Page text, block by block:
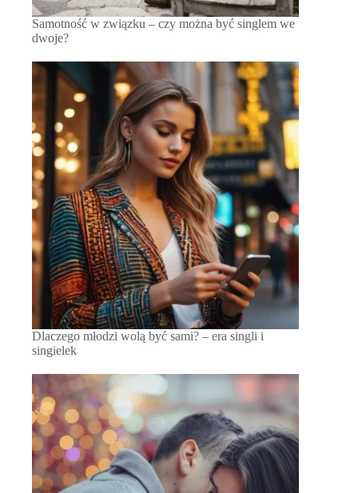
Samotność w związku – czy można być singlem we
dwoje?
Dlaczego młodzi wolą być sami? – era singli i
singielek